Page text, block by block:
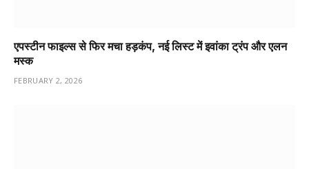
एपस्टीन फाइल्स से फिर मचा हड़कंप, नई लिस्ट में इवांका ट्रंप और एलन
मस्क
FEBRUARY 2, 2026